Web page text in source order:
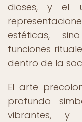
dioses, y el
estéticas,
funciones
dentro de la
El arte
profundo
vibrantes, y